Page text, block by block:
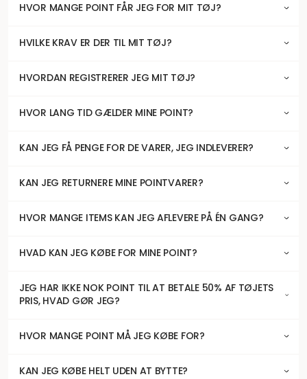
HVOR MANGE POINT FÅR JEG FOR MIT TØJ?
HVILKE KRAV ER DER TIL MIT TØJ?
HVORDAN REGISTRERER JEG MIT TØJ?
HVOR LANG TID GÆLDER MINE POINT?
KAN JEG FÅ PENGE FOR DE VARER, JEG INDLEVERER?
KAN JEG RETURNERE MINE POINTVARER?
HVOR MANGE ITEMS KAN JEG AFLEVERE PÅ ÉN GANG?
HVAD KAN JEG KØBE FOR MINE POINT?
JEG HAR IKKE NOK POINT TIL AT BETALE 50% AF TØJETS
PRIS, HVAD GØR JEG?
HVOR MANGE POINT MÅ JEG KØBE FOR?
KAN JEG KØBE HELT UDEN AT BYTTE?